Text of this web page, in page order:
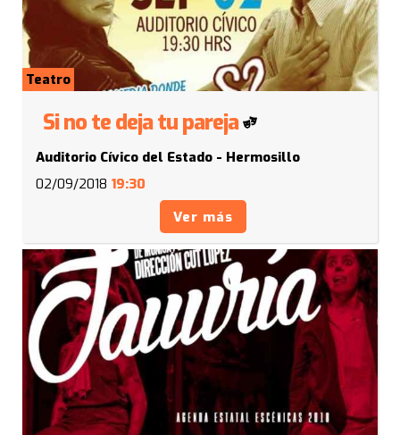
Teatro
Si no te deja tu pareja
Auditorio Cívico del Estado - Hermosillo
02/09/2018 19:30
Ver más